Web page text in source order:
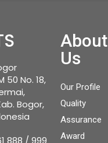
50 No. 18,
Bogor,
888 / 999
About
Us
Our Profile
Quality
Assurance
Award